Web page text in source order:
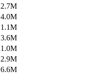
2.7M
4.0M
1.1M
3.6M
1.0M
2.9M
6.6M